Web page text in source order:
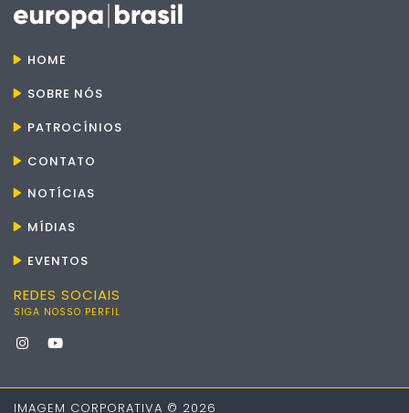
HOME
SOBRE NÓS
PATROCÍNIOS
CONTATO
NOTÍCIAS
MÍDIAS
EVENTOS
REDES SOCIAIS
SIGA NOSSO PERFIL
IMAGEM CORPORATIVA © 2026